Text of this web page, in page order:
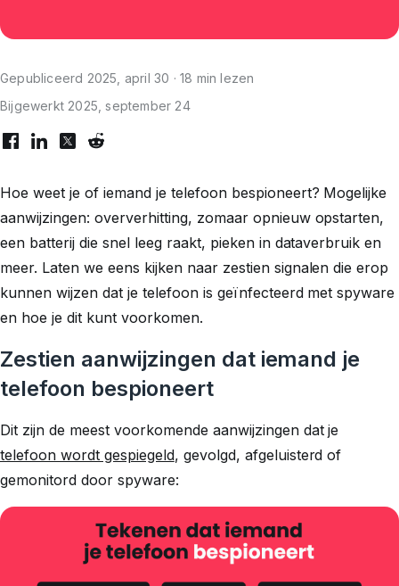
Gepubliceerd 2025, april 30 · 18 min lezen
Bijgewerkt 2025, september 24
Hoe weet je of iemand je telefoon bespioneert? Mogelijke
aanwijzingen: oververhitting, zomaar opnieuw opstarten,
een batterij die snel leeg raakt, pieken in dataverbruik en
meer. Laten we eens kijken naar zestien signalen die erop
kunnen wijzen dat je telefoon is geïnfecteerd met spyware
en hoe je dit kunt voorkomen.
Zestien aanwijzingen dat iemand je
telefoon bespioneert
Dit zijn de meest voorkomende aanwijzingen dat je
telefoon wordt gespiegeld, gevolgd, afgeluisterd of
gemonitord door spyware: